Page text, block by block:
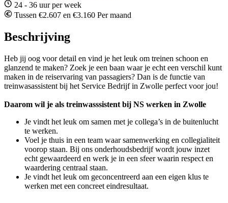
24 - 36 uur per week
Tussen €2.607 en €3.160 Per maand
Beschrijving
Heb jij oog voor detail en vind je het leuk om treinen schoon en
glanzend te maken? Zoek je een baan waar je echt een verschil kunt
maken in de reiservaring van passagiers? Dan is de functie van
treinwasassistent bij het Service Bedrijf in Zwolle perfect voor jou!
Daarom wil je als treinwasssistent bij NS werken in Zwolle
Je vindt het leuk om samen met je collega’s in de buitenlucht
te werken.
Voel je thuis in een team waar samenwerking en collegialiteit
voorop staan. Bij ons onderhoudsbedrijf wordt jouw inzet
echt gewaardeerd en werk je in een sfeer waarin respect en
waardering centraal staan.
Je vindt het leuk om geconcentreerd aan een eigen klus te
werken met een concreet eindresultaat.